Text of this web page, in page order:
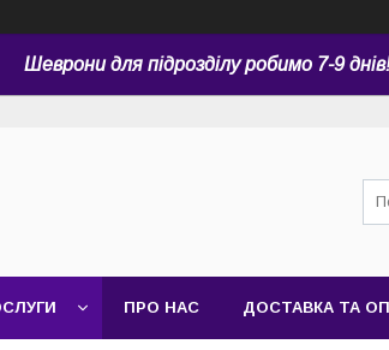
Шеврони для підрозділу робимо 7-9
ПРО НАС ДОСТАВКА ТА